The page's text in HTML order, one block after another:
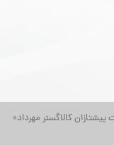
کالاگستر مهرداد»